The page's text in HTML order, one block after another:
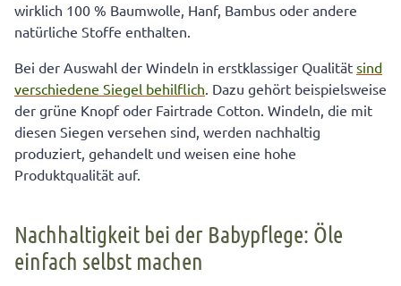
wirklich 100 % Baumwolle, Hanf, Bambus oder andere
natürliche Stoffe enthalten.
Bei der Auswahl der Windeln in erstklassiger Qualität sind
verschiedene Siegel behilflich. Dazu gehört beispielsweise
der grüne Knopf oder Fairtrade Cotton. Windeln, die mit
diesen Siegen versehen sind, werden nachhaltig
produziert, gehandelt und weisen eine hohe
Produktqualität auf.
Nachhaltigkeit bei der Babypflege: Öle
einfach selbst machen